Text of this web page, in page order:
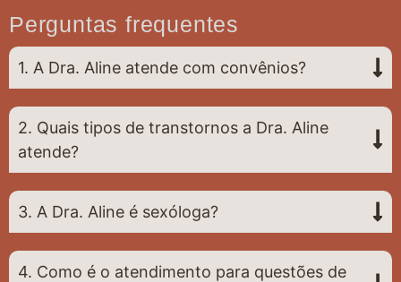
Perguntas frequentes
1. A Dra. Aline atende com convênios?
2. Quais tipos de transtornos a Dra. Aline
atende?
3. A Dra. Aline é sexóloga?
4. Como é o atendimento para questões de